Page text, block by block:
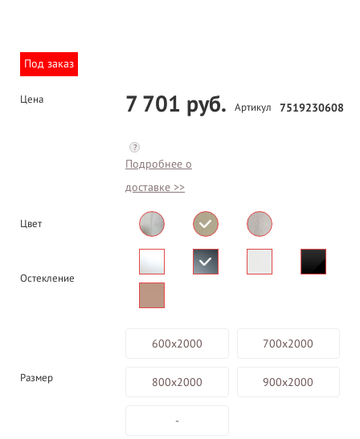
Под заказ
Цена 7 701 руб.
?
Подробнее о
доставке >>
Артикул 7519230608
Цвет
Остекление
Размер
600х2000 700х2000
800х2000 900х2000
-